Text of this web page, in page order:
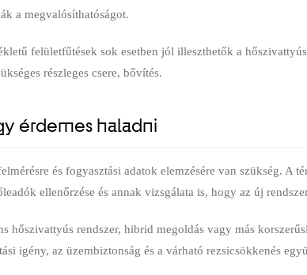
a megvalósíthatóságot.
felületfűtések sok esetben jól illeszthetők a
részleges csere, bővítés.
érdemes haladni
és fogyasztási adatok elemzésére van szükség. A
ellenőrzése és annak vizsgálata is, hogy az új
rendszer, hibrid megoldás vagy más
igény, az üzembiztonság és a várható rezsicsökkenés